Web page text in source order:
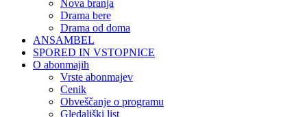
Nova branja
Drama bere
Drama od doma
ANSAMBEL
SPORED IN VSTOPNICE
O abonmajih
Vrste abonmajev
Cenik
Obveščanje o programu
Gledališki list